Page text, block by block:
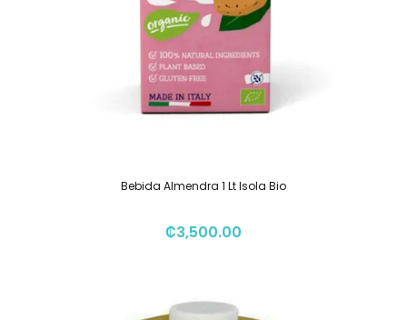
Bebida Almendra 1 Lt Isola Bio
₡3,500.00